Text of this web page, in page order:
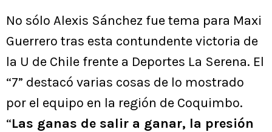
No sólo Alexis Sánchez fue tema para Maxi
Guerrero tras esta contundente victoria de
la U de Chile frente a Deportes La Serena. El
“7” destacó varias cosas de lo mostrado
por el equipo en la región de Coquimbo.
“Las ganas de salir a ganar, la presión